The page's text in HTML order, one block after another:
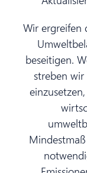
Wir ergreifen
beseitigen.
streben wir